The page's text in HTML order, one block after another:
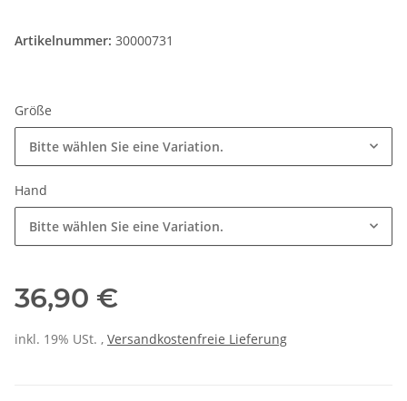
Artikelnummer: 30000731
Größe
Bitte wählen Sie eine Variation.
Hand
Bitte wählen Sie eine Variation.
36,90 €
inkl. 19% USt. , Versandkostenfreie Lieferung